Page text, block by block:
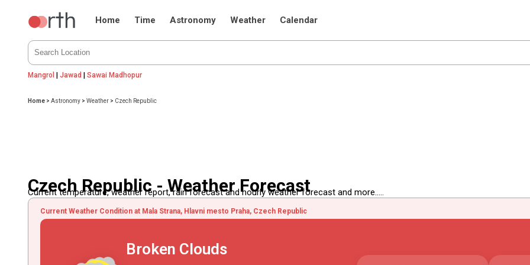
Home Time Astronomy Weather Calendar
Mangrol |Jawad |Sawai Madhopur
Home >Astronomy >Weather > Czech Republic
Czech Republic - Weather Forecast
Current temperature, weather report, rain forecast and hourly weather forecast and more.....
Current Weather Condition at Mala Strana, Hlavni mesto Praha, Czech Republic
Broken Clouds